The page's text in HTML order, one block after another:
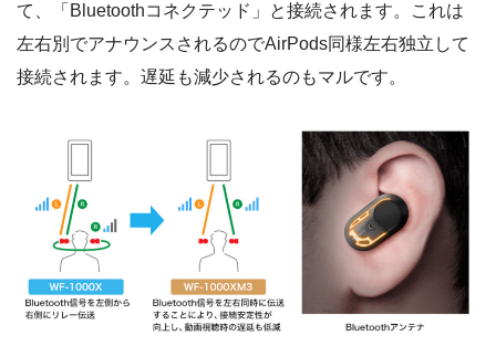
て、「Bluetoothコネクテッド」と接続されます。これは
左右別でアナウンスされるのでAirPods同様左右独立して
接続されます。遅延も減少されるのもマルです。